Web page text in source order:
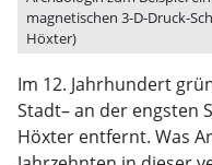
magnetischen 3-D-Druck-
Höxter)
Im 12. Jahrhundert
Stadt– an der engsten
Höxter entfernt. Was